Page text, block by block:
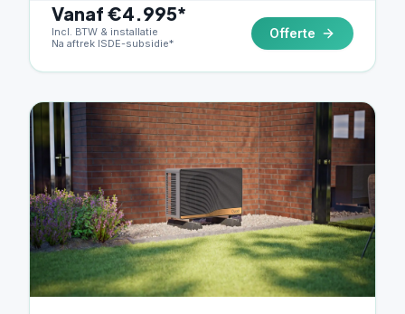
Vanaf €4.995*
Incl. BTW & installatie
Na aftrek ISDE-subsidie*
Offerte